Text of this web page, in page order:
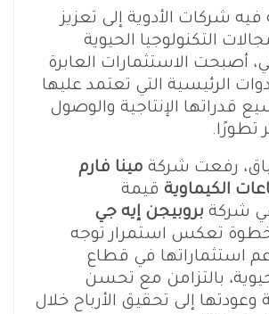
شركات الأدوية إلى تعزيز
التكنولوجيا الحيوية
أصبحت الاستثمارات العابرة
الرئيسية التي تعتمد عليها
قدراتها الإنتاجية والوصول
تطورًا.
رفعت شركة مينا فارم
الكيماوية قيمة
شركة بروبيجن إيه جي
تعكس استمرار توجه
استثماراتها في قطاع
بالتزامن مع تحسن
وعودتها إلى تحقيق الأرباح خلال